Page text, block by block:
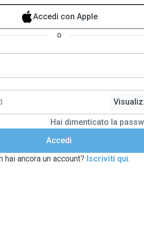
Accedi con Apple
o
Hai dimenticato la
Accedi
hai ancora un account? Iscriviti qui.